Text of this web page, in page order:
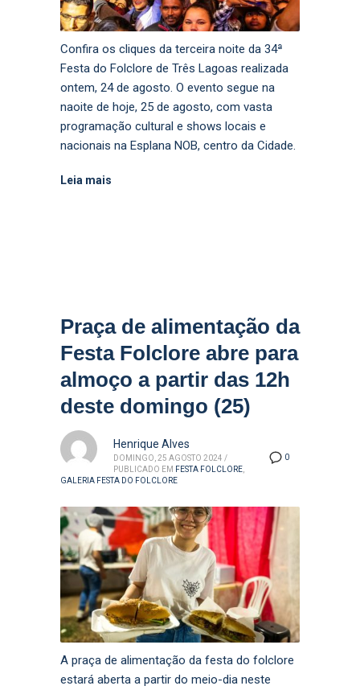
Confira os cliques da terceira noite da 34ª
Festa do Folclore de Três Lagoas realizada
ontem, 24 de agosto. O evento segue na
naoite de hoje, 25 de agosto, com vasta
programação cultural e shows locais e
nacionais na Esplana NOB, centro da Cidade.
Leia mais
Praça de alimentação da
Festa Folclore abre para
almoço a partir das 12h
deste domingo (25)
0
Henrique Alves
DOMINGO, 25 AGOSTO 2024 /
PUBLICADO EM FESTA FOLCLORE,
GALERIA FESTA DO FOLCLORE
A praça de alimentação da festa do folclore
estará aberta a partir do meio-dia neste